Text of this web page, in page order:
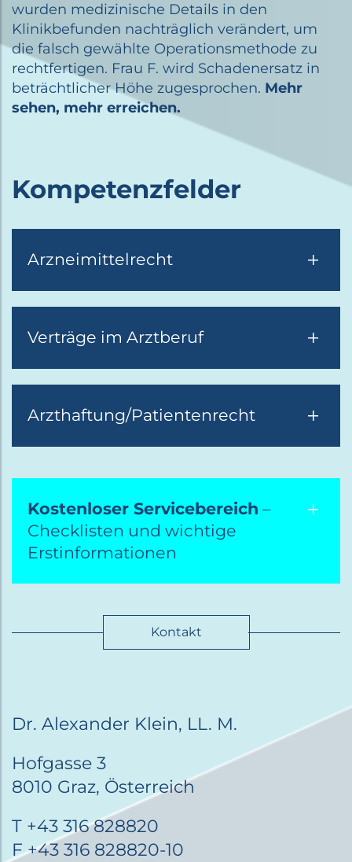
wurden medizinische Details in den
Klinikbefunden nachträglich verändert, um
die falsch gewählte Operationsmethode zu
rechtfertigen. Frau F. wird Schadenersatz in
beträchtlicher Höhe zugesprochen. Mehr
sehen, mehr erreichen.
Kompetenzfelder
Arzneimittelrecht
Verträge im Arztberuf
Arzthaftung/Patientenrecht
Kostenloser Servicebereich –
Checklisten und wichtige
Erstinformationen
Kontakt
Dr. Alexander Klein, LL. M.
Hofgasse 3
8010 Graz, Österreich
T +43 316 828820
F +43 316 828820-10